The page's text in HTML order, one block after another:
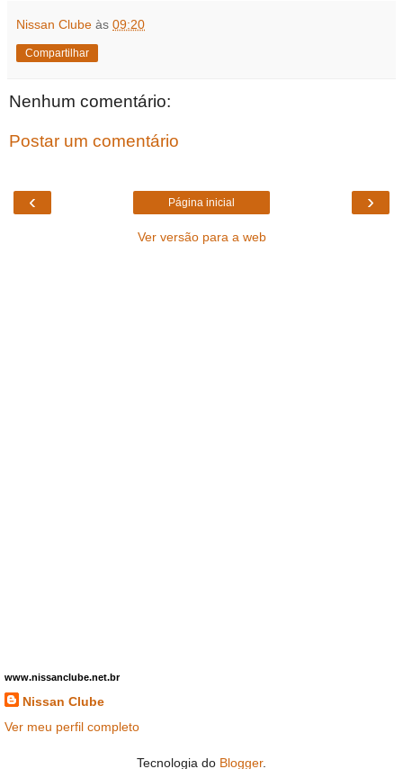
Nissan Clube às 09:20
Compartilhar
Nenhum comentário:
Postar um comentário
‹ ›
Página inicial
Ver versão para a web
www.nissanclube.net.br
Nissan Clube
Ver meu perfil completo
Tecnologia do Blogger.